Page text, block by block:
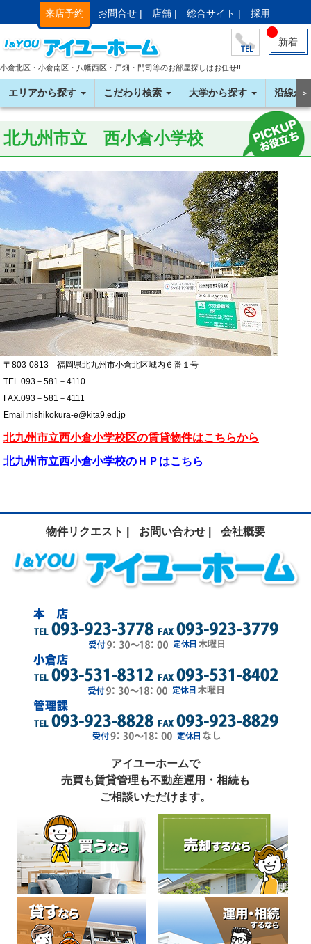
来店予約 お問合せ | 店舗 | 総合サイト | 採用
新着
小倉北区・小倉南区・八幡西区・戸畑・門司等のお部屋探しはお任せ!!
エリアから探す こだわり検索 大学から探す 沿線か＞
北九州市立 西小倉小学校
〒803-0813 福岡県北九州市小倉北区城内６番１号
TEL.093－581－4110
FAX.093－581－4111
Email:nishikokura-e@kita9.ed.jp
北九州市立西小倉小学校区の賃貸物件はこちらから
北九州市立西小倉小学校のＨＰはこちら
物件リクエスト | お問い合わせ | 会社概要
アイユーホームで
売買も賃貸管理も不動産運用・相続も
ご相談いただけます。